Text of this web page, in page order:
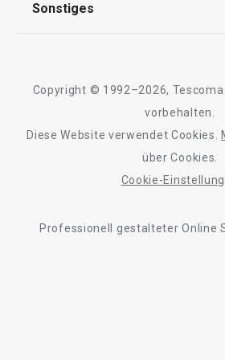
19,90 €
Alle Produkte der Linie
Kontaktformular
Qualität
Sonstiges
Barrierefreiheit
Copyright © 1992–2026, Tescoma
vorbehalten.
Diese Website verwendet Cookies.
über Cookies.
Cookie-
Professionell gestalteter Online